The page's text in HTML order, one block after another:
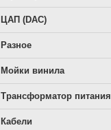
ЦАП (DAC)
Разное
Мойки винила
Трансформатор питания
Кабели